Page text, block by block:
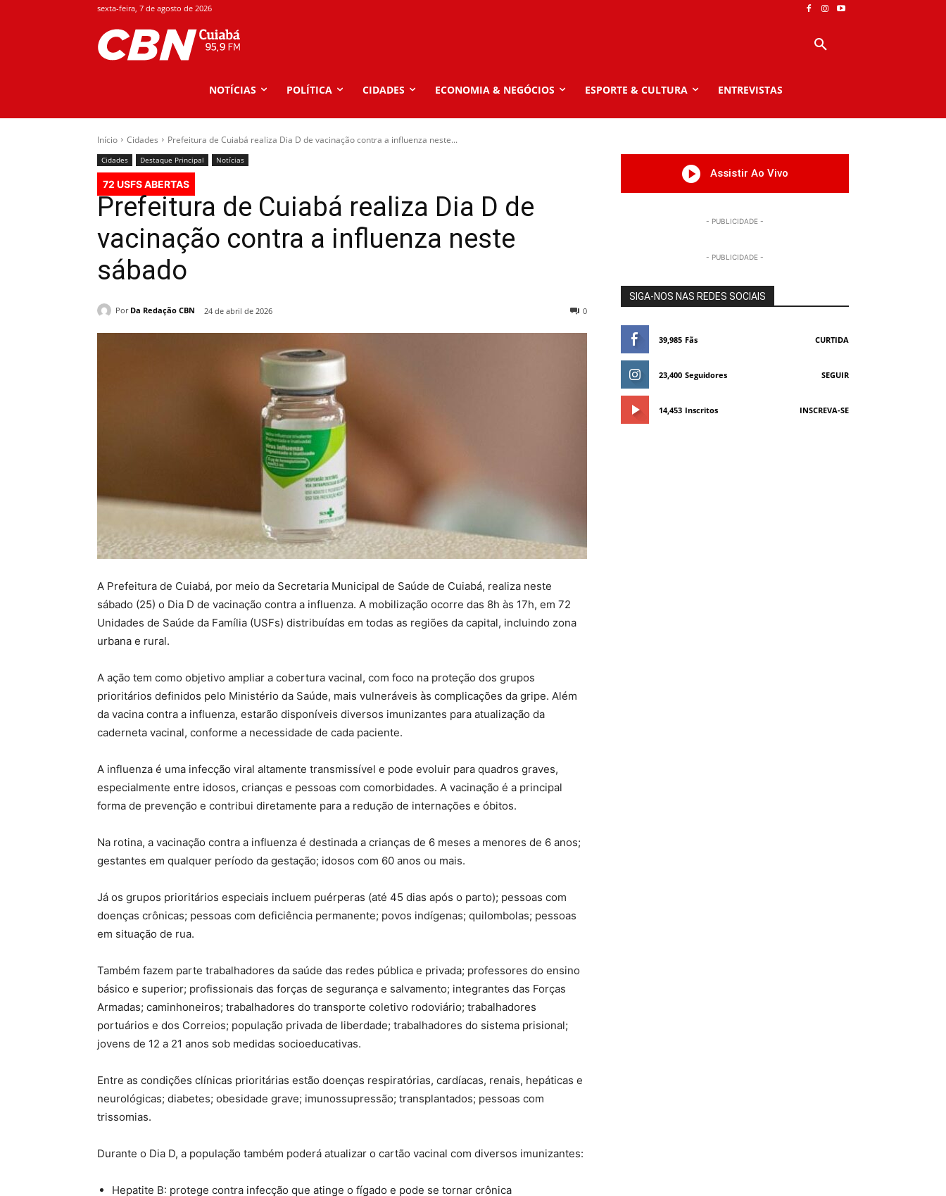
sexta-feira, 7 de agosto de 2026
NOTÍCIAS POLÍTICA CIDADES ECONOMIA & NEGÓCIOS ESPORTE & CULTURA ENTREVISTAS
Início Cidades Prefeitura de Cuiabá realiza Dia D de vacinação contra a influenza neste...
Cidades Destaque Principal Notícias
72 USFS ABERTAS
Prefeitura de Cuiabá realiza Dia D de
vacinação contra a influenza neste
sábado
Por Da Redação CBN 24 de abril de 2026 0
A Prefeitura de Cuiabá, por meio da Secretaria Municipal de Saúde de Cuiabá, realiza neste
sábado (25) o Dia D de vacinação contra a influenza. A mobilização ocorre das 8h às 17h, em 72
Unidades de Saúde da Família (USFs) distribuídas em todas as regiões da capital, incluindo zona
urbana e rural.
A ação tem como objetivo ampliar a cobertura vacinal, com foco na proteção dos grupos
prioritários definidos pelo Ministério da Saúde, mais vulneráveis às complicações da gripe. Além
da vacina contra a influenza, estarão disponíveis diversos imunizantes para atualização da
caderneta vacinal, conforme a necessidade de cada paciente.
A influenza é uma infecção viral altamente transmissível e pode evoluir para quadros graves,
especialmente entre idosos, crianças e pessoas com comorbidades. A vacinação é a principal
forma de prevenção e contribui diretamente para a redução de internações e óbitos.
Na rotina, a vacinação contra a influenza é destinada a crianças de 6 meses a menores de 6 anos;
gestantes em qualquer período da gestação; idosos com 60 anos ou mais.
Já os grupos prioritários especiais incluem puérperas (até 45 dias após o parto); pessoas com
doenças crônicas; pessoas com deficiência permanente; povos indígenas; quilombolas; pessoas
em situação de rua.
Também fazem parte trabalhadores da saúde das redes pública e privada; professores do ensino
básico e superior; profissionais das forças de segurança e salvamento; integrantes das Forças
Armadas; caminhoneiros; trabalhadores do transporte coletivo rodoviário; trabalhadores
portuários e dos Correios; população privada de liberdade; trabalhadores do sistema prisional;
jovens de 12 a 21 anos sob medidas socioeducativas.
Entre as condições clínicas prioritárias estão doenças respiratórias, cardíacas, renais, hepáticas e
neurológicas; diabetes; obesidade grave; imunossupressão; transplantados; pessoas com
trissomias.
Durante o Dia D, a população também poderá atualizar o cartão vacinal com diversos imunizantes:
Hepatite B: protege contra infecção que atinge o fígado e pode se tornar crônica
Assistir Ao Vivo
- PUBLICIDADE -
- PUBLICIDADE -
SIGA-NOS NAS REDES SOCIAIS
39,985 Fãs CURTIDA
23,400 Seguidores SEGUIR
14,453 Inscritos INSCREVA-SE